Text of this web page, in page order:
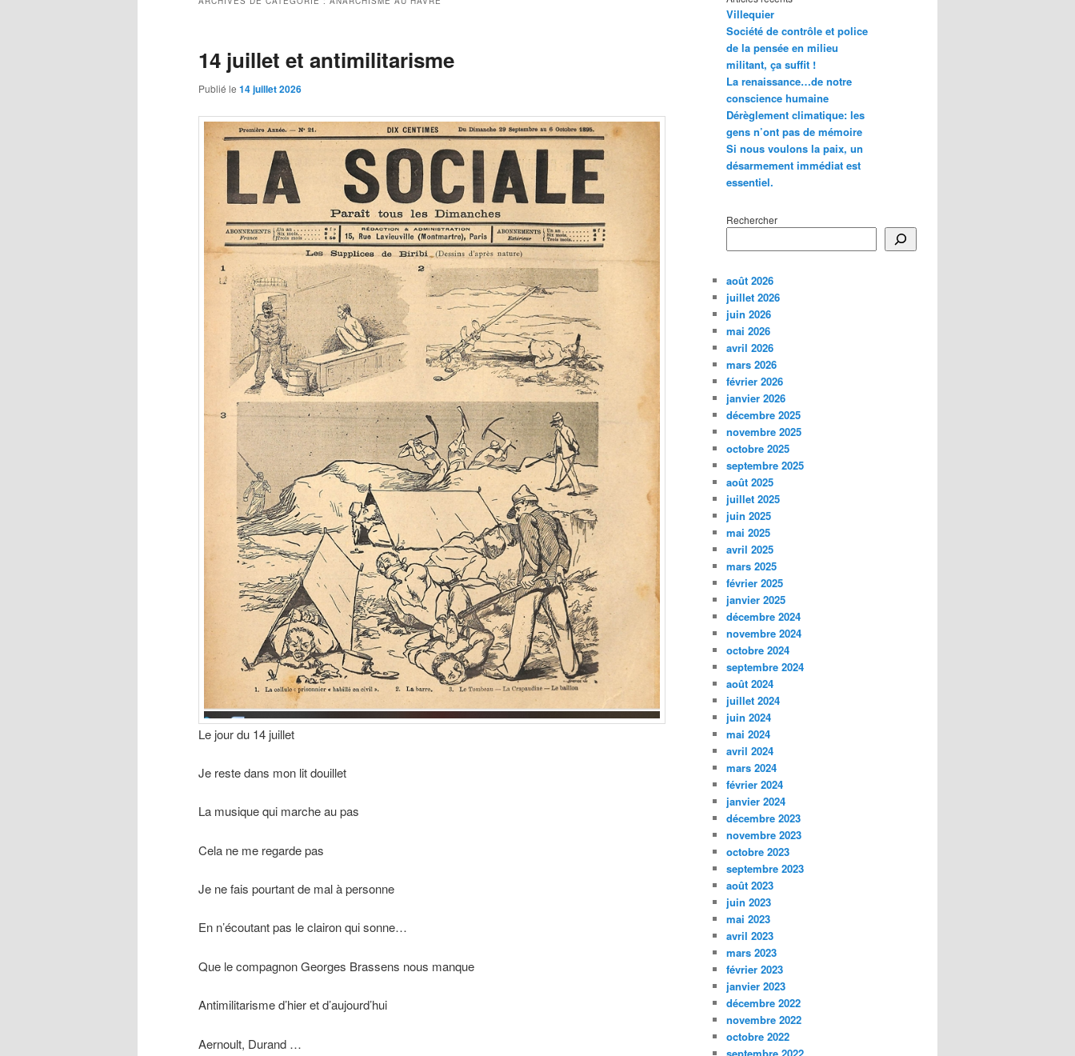
14 juillet et antimilitarisme
Publié le 14 juillet 2026
Le jour du 14 juillet
Je reste dans mon lit douillet
La musique qui marche au pas
Cela ne me regarde pas
Je ne fais pourtant de mal à personne
En n’écoutant pas le clairon qui sonne…
Que le compagnon Georges Brassens nous manque
Antimilitarisme d’hier et d’aujourd’hui
Aernoult, Durand …
Villequier
Société de contrôle et police
de la pensée en milieu
militant, ça suffit !
La renaissance…de notre
conscience humaine
Dérèglement climatique: les
gens n’ont pas de mémoire
Si nous voulons la paix, un
désarmement immédiat est
essentiel.
Rechercher
août 2026
juillet 2026
juin 2026
mai 2026
avril 2026
mars 2026
février 2026
janvier 2026
décembre 2025
novembre 2025
octobre 2025
septembre 2025
août 2025
juillet 2025
juin 2025
mai 2025
avril 2025
mars 2025
février 2025
janvier 2025
décembre 2024
novembre 2024
octobre 2024
septembre 2024
août 2024
juillet 2024
juin 2024
mai 2024
avril 2024
mars 2024
février 2024
janvier 2024
décembre 2023
novembre 2023
octobre 2023
septembre 2023
août 2023
juin 2023
mai 2023
avril 2023
mars 2023
février 2023
janvier 2023
décembre 2022
novembre 2022
octobre 2022